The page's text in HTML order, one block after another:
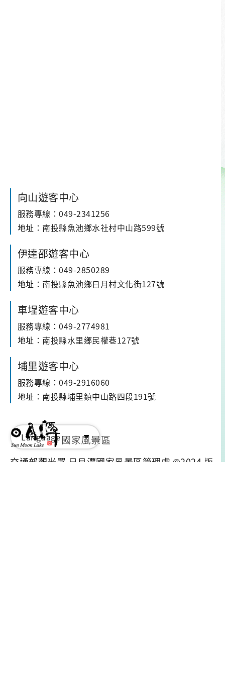
向山遊客中心
服務專線：049-2341256
地址：南投縣魚池鄉水社村中山路599號
伊達邵遊客中心
服務專線：049-2850289
地址：南投縣魚池鄉日月村文化街127號
車埕遊客中心
服務專線：049-2774981
地址：南投縣水里鄉民權巷127號
埔里遊客中心
服務專線：049-2916060
地址：南投縣埔里鎮中山路四段191號
交通部觀光署 日月潭國家風景區管理處 ©2024 版
Language